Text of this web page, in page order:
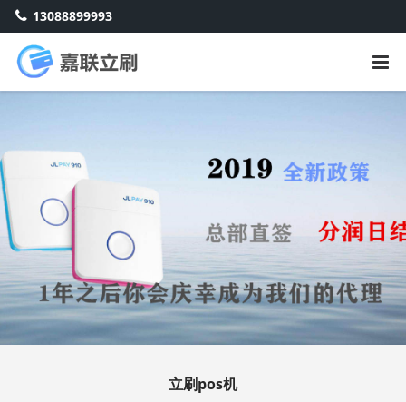
13088899993
立刷pos机